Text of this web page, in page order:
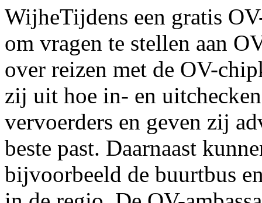
WijheTijdens een gratis
om vragen te stellen aan
over reizen met de OV-
zij uit hoe in- en
vervoerders en geven zij
beste past. Daarnaast
bijvoorbeeld de buurtbus